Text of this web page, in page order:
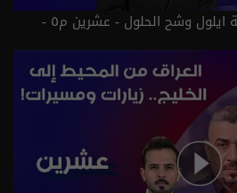
حكومة الزيدي .. بين مهلة ايلول وشح الحلول - عشرين م٥ -